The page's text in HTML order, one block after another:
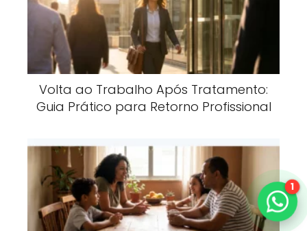
Volta ao Trabalho Após Tratamento:
Guia Prático para Retorno Profissional
1